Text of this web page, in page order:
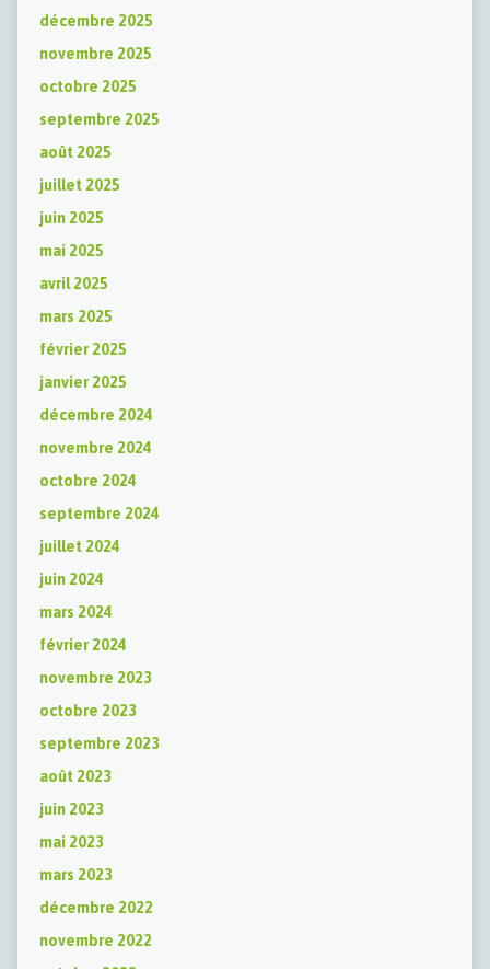
décembre 2025
novembre 2025
octobre 2025
septembre 2025
août 2025
juillet 2025
juin 2025
mai 2025
avril 2025
mars 2025
février 2025
janvier 2025
décembre 2024
novembre 2024
octobre 2024
septembre 2024
juillet 2024
juin 2024
mars 2024
février 2024
novembre 2023
octobre 2023
septembre 2023
août 2023
juin 2023
mai 2023
mars 2023
décembre 2022
novembre 2022